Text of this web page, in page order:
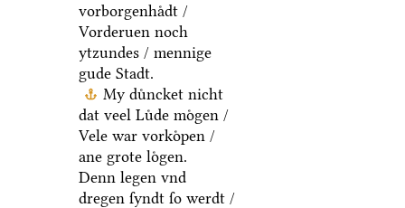
vorborgenhaͤdt /
Vorderuen noch
ytzundes / mennige
gude Stadt.
My duͤncket nicht
dat veel Luͤde moͤgen /
Vele war vorkoͤpen /
ane grote loͤgen.
Denn legen vnd
dregen ſyndt ſo werdt /